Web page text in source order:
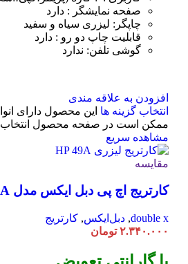
صفحه نمایشگر : دارد
چاپگر: لیزری سیاه و سفید
قابلیت چاپ دو رو : دارد
گوشی تلفن: ندارد
افزودن به علاقه مندی
انتخاب گزینه ها این محصول دارای
ممکن است در صفحه محصول انتخاب
مشاهده سریع
مقایسه
کارتریج اچ پی دبل ایکس مدل 49A
double x
, دبل‌ایکس, کارتریج
۲.۳۴۰.۰۰۰ تومان